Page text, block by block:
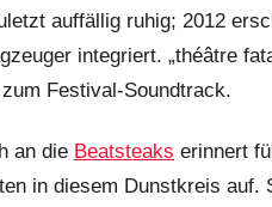
auffällig ruhig; 2012
integriert. „théâtre
Festival-Soundtrack.
an die Beatsteaks erinnert
in diesem Dunstkreis auf.